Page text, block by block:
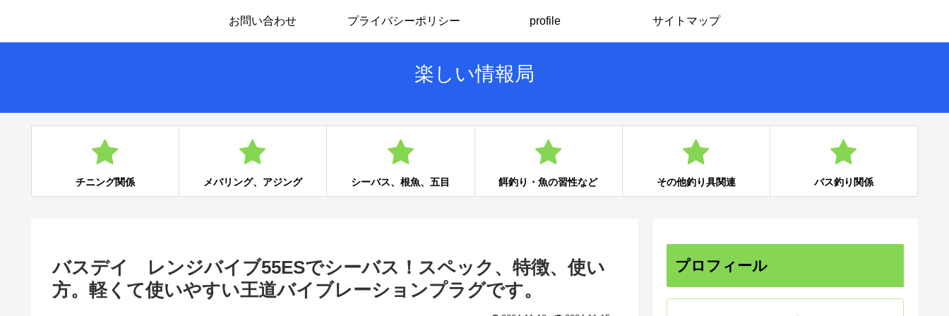
楽しい情報局
お問い合わせ プライバシーポリシー profile サイトマップ
チニング関係 メバリング、アジング シーバス、根魚、五目 餌釣り・魚の習性など その他釣り具関連 バス釣り関係
バスデイ レンジバイブ55ESでシーバス！スペック、特徴、使い
方。軽くて使いやすい王道バイブレーションプラグです。
プロフィール